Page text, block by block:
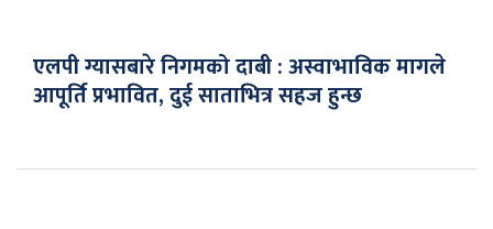
एलपी ग्यासबारे निगमको दाबी : अस्वाभाविक मागले
आपूर्ति प्रभावित, दुई साताभित्र सहज हुन्छ